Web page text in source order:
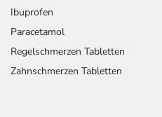
Ibuprofen
Paracetamol
Regelschmerzen Tabletten
Zahnschmerzen Tabletten